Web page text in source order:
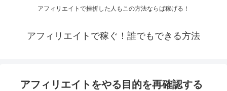
アフィリエイトで挫折した人もこの方法ならば稼げる！
アフィリエイトで稼ぐ！誰でもできる方法
アフィリエイトをやる目的を再確認する